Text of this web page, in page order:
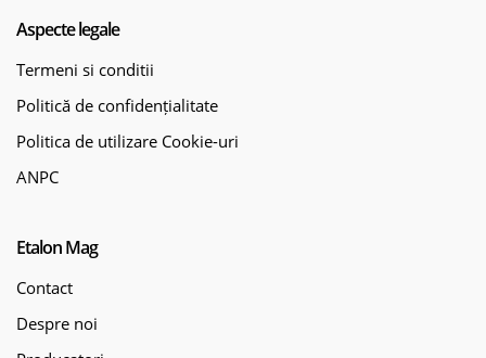
Aspecte legale
Termeni si conditii
Politică de confidențialitate
Politica de utilizare Cookie-uri
ANPC
Etalon Mag
Contact
Despre noi